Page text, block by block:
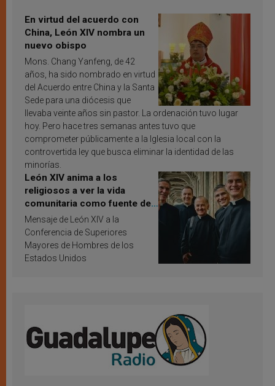
En virtud del acuerdo con
China, León XIV nombra un
nuevo obispo
Mons. Chang Yanfeng, de 42
años, ha sido nombrado en virtud
del Acuerdo entre China y la Santa
Sede para una diócesis que
llevaba veinte años sin pastor. La ordenación tuvo lugar
hoy. Pero hace tres semanas antes tuvo que
comprometer públicamente a la Iglesia local con la
controvertida ley que busca eliminar la identidad de las
minorías.
León XIV anima a los
religiosos a ver la vida
comunitaria como fuente de
inspiración y santificación
Mensaje de León XIV a la
Conferencia de Superiores
Mayores de Hombres de los
Estados Unidos